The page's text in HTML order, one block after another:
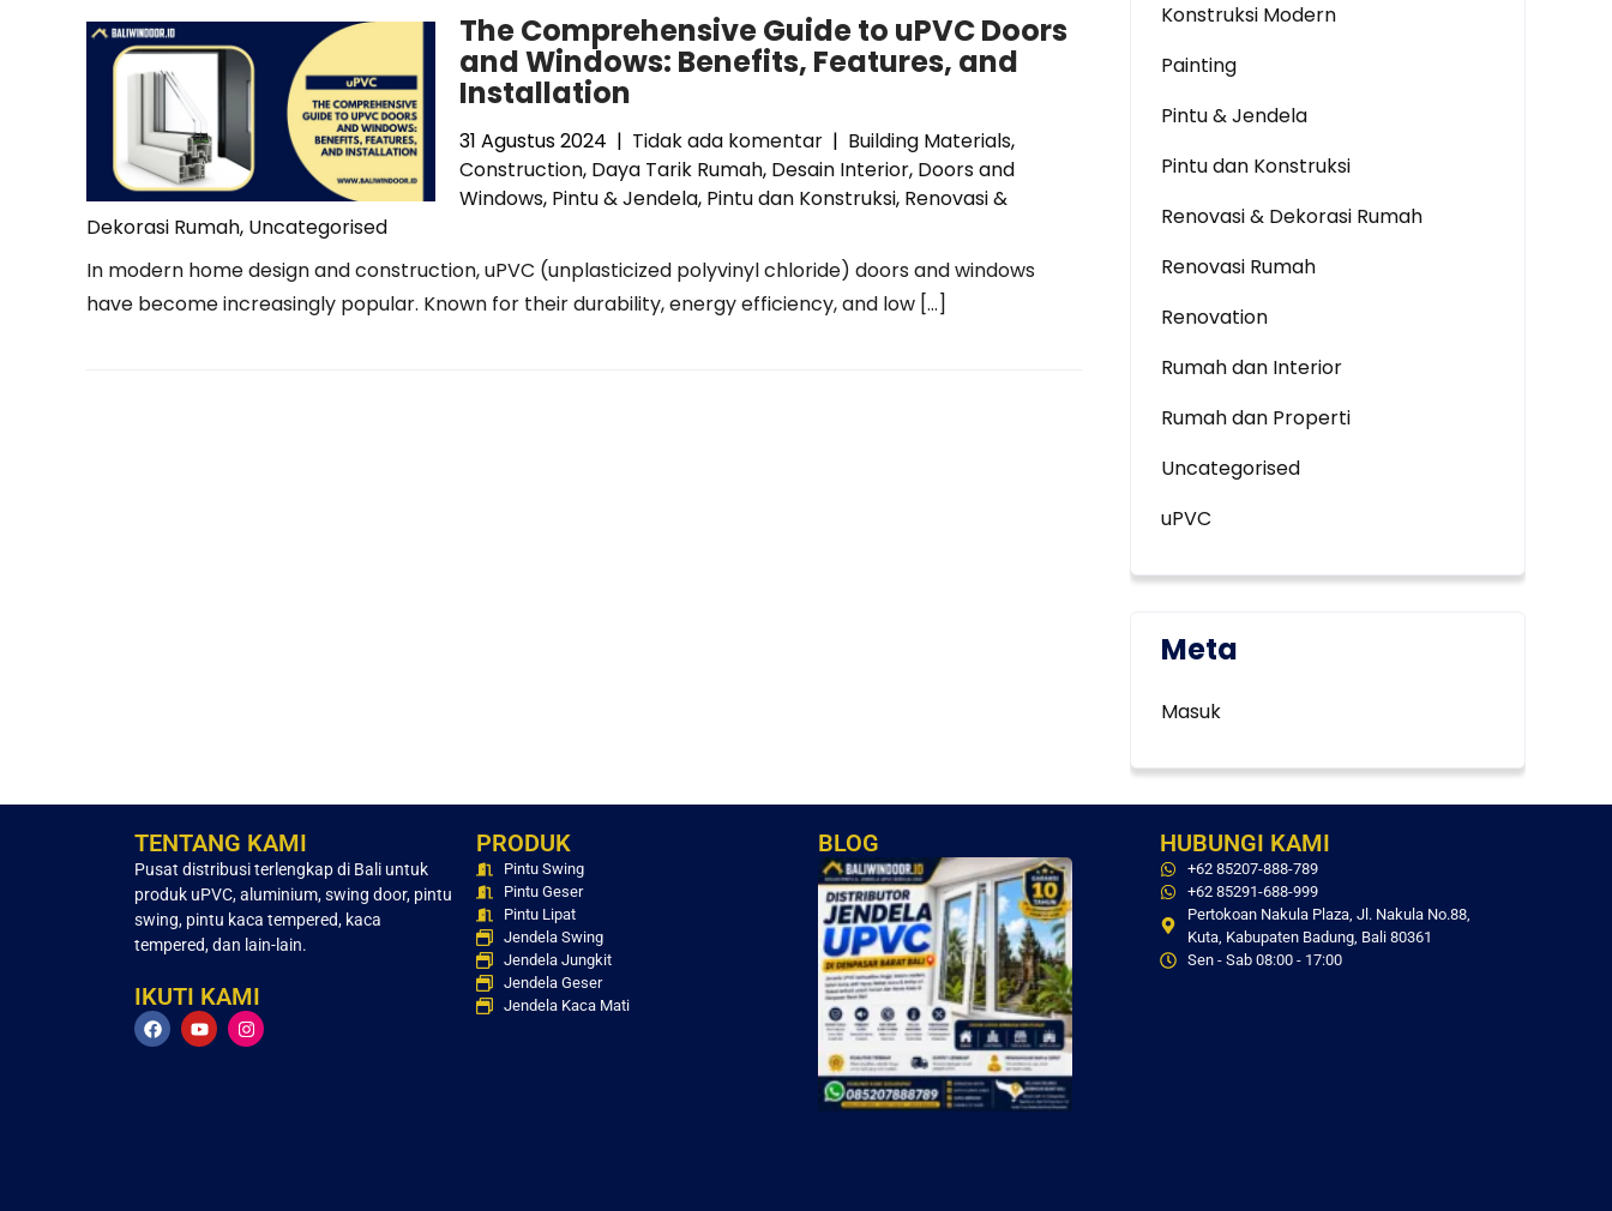
The Comprehensive Guide to uPVC Doors
and Windows: Benefits, Features, and
Installation
31 Agustus 2024 | Tidak ada komentar| Building Materials,
Construction, Daya Tarik Rumah, Desain Interior, Doors and
Windows, Pintu & Jendela, Pintu dan Konstruksi, Renovasi &
Dekorasi Rumah, Uncategorised
In modern home design and construction, uPVC (unplasticized polyvinyl chloride) doors and windows
have become increasingly popular. Known for their durability, energy efficiency, and low […]
Konstruksi Modern
Painting
Pintu & Jendela
Pintu dan Konstruksi
Renovasi & Dekorasi Rumah
Renovasi Rumah
Renovation
Rumah dan Interior
Rumah dan Properti
Uncategorised
uPVC
Meta
Masuk
TENTANG KAMI
Pusat distribusi terlengkap di Bali untuk
produk uPVC, aluminium, swing door, pintu
swing, pintu kaca tempered, kaca
tempered, dan lain-lain.
IKUTI KAMI
PRODUK
Pintu Swing
Pintu Geser
Pintu Lipat
Jendela Swing
Jendela Jungkit
Jendela Geser
Jendela Kaca Mati
BLOG HUBUNGI KAMI
+62 85207-888-789
+62 85291-688-999
Pertokoan Nakula Plaza, Jl. Nakula No.88,
Kuta, Kabupaten Badung, Bali 80361
Sen - Sab 08:00 - 17:00